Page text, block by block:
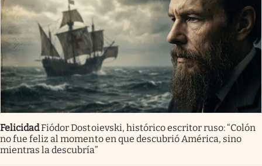
FelicidadFiódor Dostoievski, histórico escritor ruso: “Colón
no fue feliz al momento en que descubrió América, sino
mientras la descubría”